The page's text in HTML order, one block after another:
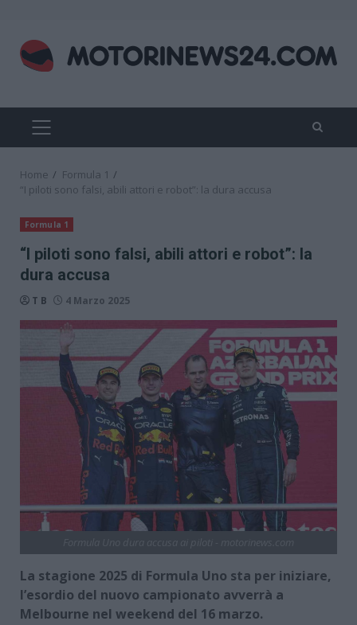
content
PRIMARY
MENU
Home
Formula 1
“I piloti sono falsi, abili attori e robot”: la dura accusa
Formula 1
“I piloti sono falsi, abili attori e robot”: la
dura accusa
T B 4 Marzo 2025
La stagione 2025 di Formula Uno sta per iniziare,
l’esordio del nuovo campionato avverrà a
Melbourne nel weekend del 16 marzo.